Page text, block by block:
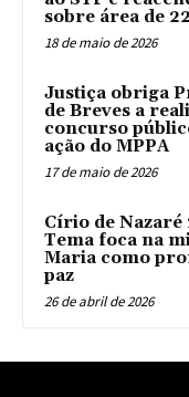
sobre área de
18 de maio de 2026
Justiça obriga
de Breves a
concurso
ação do MPPA
17 de maio de 2026
Círio de Nazaré
Tema foca na
Maria como
paz
26 de abril de 2026